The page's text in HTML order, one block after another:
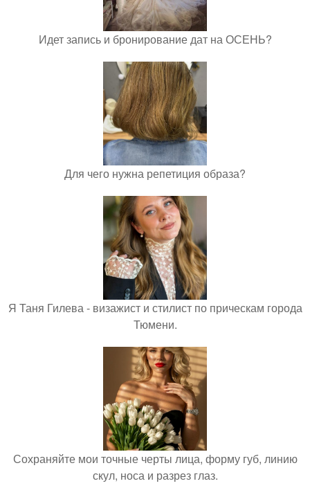
Идет запись и бронирование дат на ОСЕНЬ?
Для чего нужна репетиция образа?
Я Таня Гилева - визажист и стилист по прическам города
Тюмени.
Сохраняйте мои точные черты лица, форму губ, линию
скул, носа и разрез глаз.